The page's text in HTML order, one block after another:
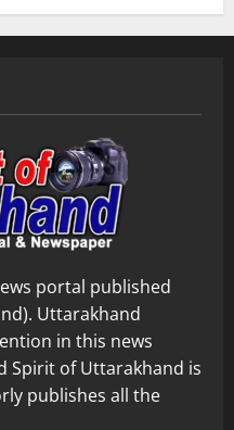
portal published
Uttarakhand
in this news
Spirit of Uttarakhand is
publishes all the